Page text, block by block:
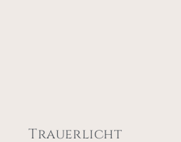
Trauerlicht